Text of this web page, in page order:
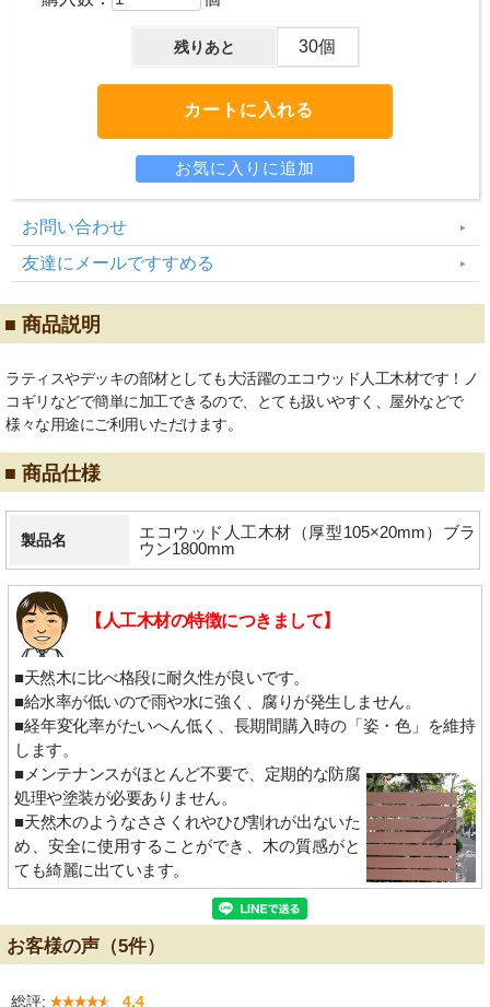
残りあと 30個
お問い合わせ
友達にメールですすめる
■ 商品説明
ラティスやデッキの部材としても大活躍のエコウッド人工木材です！ノ
コギリなどで簡単に加工できるので、とても扱いやすく、屋外などで
様々な用途にご利用いただけます。
■ 商品仕様
製品名
エコウッド人工木材（厚型105×20mm）ブラ
ウン1800mm
【人工木材の特徴につきまして】
■天然木に比べ格段に耐久性が良いです。
■給水率が低いので雨や水に強く、腐りが発生しません。
■経年変化率がたいへん低く、長期間購入時の「姿・色」を維持
します。
■メンテナンスがほとんど不要で、定期的な防腐
処理や塗装が必要ありません。
■天然木のようなささくれやひび割れが出ないた
め、安全に使用することができ、木の質感がと
ても綺麗に出ています。
お客様の声（5件）
総評: 4.4